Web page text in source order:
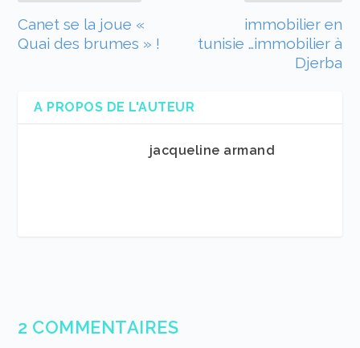
Canet se la joue «
Quai des brumes » !
immobilier en
tunisie …immobilier à
Djerba
A PROPOS DE L'AUTEUR
jacqueline armand
2 COMMENTAIRES